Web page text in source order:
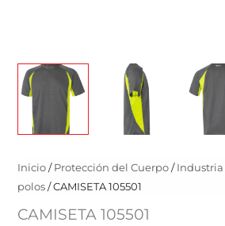
Inicio/Protección del Cuerpo/Industria
polos/ CAMISETA 105501
CAMISETA 105501